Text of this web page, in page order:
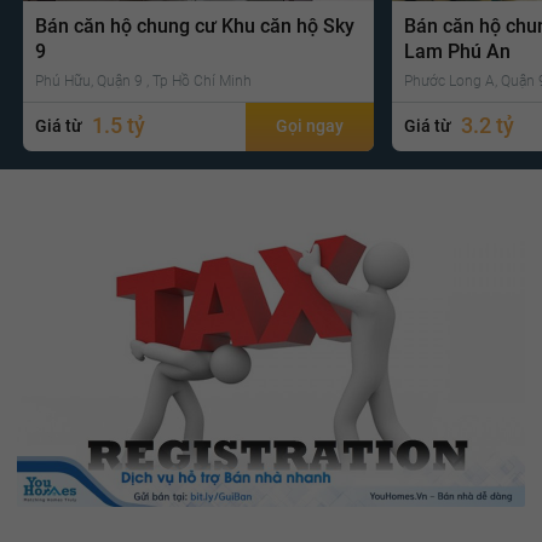
Bán căn hộ chung cư Khu căn hộ Sky
9
Phú Hữu, Quận 9 , Tp Hồ Chí Minh
Giá từ 1.5 tỷ Gọi ngay
Bán căn hộ
Lam Phú An
Phước Long A, Quận
Giá từ 3.2 tỷ